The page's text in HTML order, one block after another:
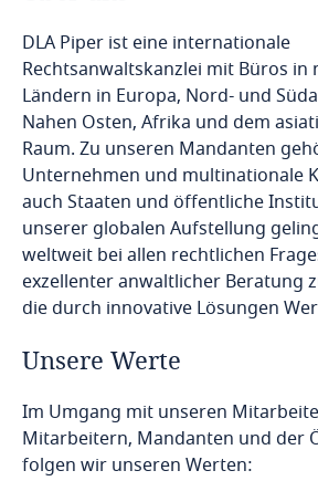
DLA Piper ist eine internationale
Rechtsanwaltskanzlei mit Büros in
Ländern in Europa, Nord- und
Nahen Osten, Afrika und dem
Raum. Zu unseren Mandanten
Unternehmen und multinationale
auch Staaten und öffentliche
unserer globalen Aufstellung
weltweit bei allen rechtlichen
exzellenter anwaltlicher Beratung
die durch innovative Lösungen
Unsere Werte
Im Umgang mit unseren
Mitarbeitern, Mandanten und der
folgen wir unseren Werten: